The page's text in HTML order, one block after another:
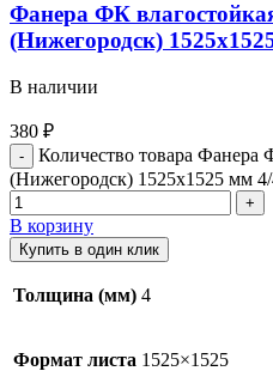
Фанера ФК
(Нижегородск)
В наличии
380 ₽
Количество товара Фанера
(Нижегородск) 1525х1525 мм
В корзину
Купить в один клик
Толщина (мм) 4
Формат листа 1525×1525